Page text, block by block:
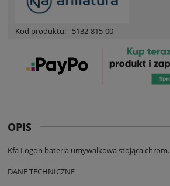
Kod produktu: 5132-815-00
OPIS
Kfa Logon bateria umywalkowa stojąca chrom.
DANE TECHNICZNE